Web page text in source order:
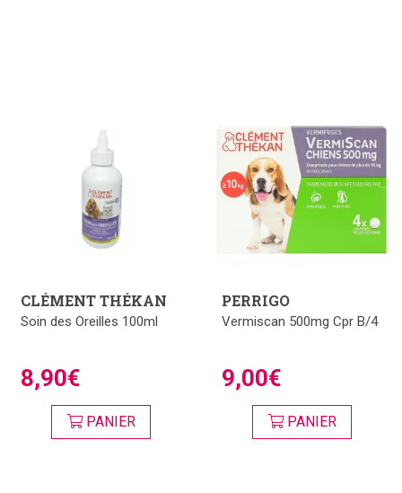
CLÉMENT THÉKAN
Soin des Oreilles 100ml
8,90€
PANIER
PERRIGO
Vermiscan 500mg Cpr B/4
9,00€
PANIER